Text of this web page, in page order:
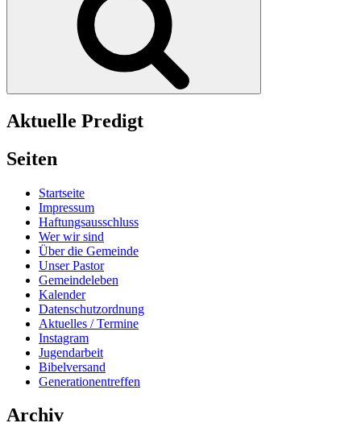
Aktuelle Predigt
Seiten
Startseite
Impressum
Haftungsausschluss
Wer wir sind
Über die Gemeinde
Unser Pastor
Gemeindeleben
Kalender
Datenschutzordnung
Aktuelles / Termine
Instagram
Jugendarbeit
Bibelversand
Generationentreffen
Archiv